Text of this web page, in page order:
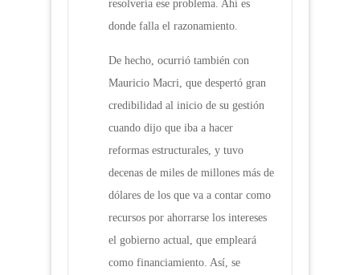
resolvería ese problema. Ahí es
donde falla el razonamiento.
De hecho, ocurrió también con
Mauricio Macri, que despertó gran
credibilidad al inicio de su gestión
cuando dijo que iba a hacer
reformas estructurales, y tuvo
decenas de miles de millones más de
dólares de los que va a contar como
recursos por ahorrarse los intereses
el gobierno actual, que empleará
como financiamiento. Así, se